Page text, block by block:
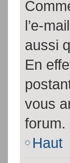
l’e-
aussi
En
vous
forum.
Haut